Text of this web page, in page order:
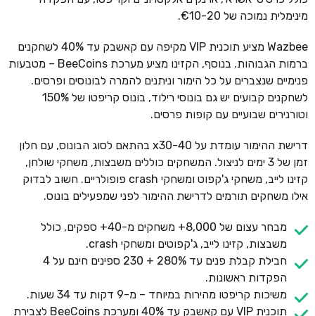
מינימלית נמוכה של €10-20.
Wazbee מציע תוכנית VIP מקיפה עם קאשבק עד 40% לשחקנים
ברמות הגבוהות. בנוסף, הקזינו מציע מערכת BeeCoins – מטבעות
פנימיים שנצברים על כל הימור וניתנים להמרה לבונוסים ופרסים.
לשחקנים קבועים יש גם בונוסי רילוד, בונוס קריפטו של 150%
וטורנירים שבועיים עם קופות פרסים.
דרישת ההימור עומדת על x30-40 בהתאם לסוג הבונוס, עם חלון
זמן של 3 ימים לניצול. המשחקים כוללים משבצות, משחקי שולחן,
קזינו לייב, משחקי ג'קפוט ומשחקי crash פופולריים. חשוב לבדוק
אילו משחקים תורמים לדרישת ההימור לפני שמפעילים בונוס.
מבחר עצום של 8,000+ משחקים מ-40+ ספקים, כולל
משבצות, קזינו לייב, ג'קפוטים ומשחקי crash.
חבילת קבלת פנים עד 280% + 230 ספינים חינם על 4
הפקדות ראשונות.
משיכות קריפטו מהירות במיוחד – מ-9 דקות עד 34 שעות.
תוכנית VIP עם קאשבק עד 40% ומערכת BeeCoins לצבירת